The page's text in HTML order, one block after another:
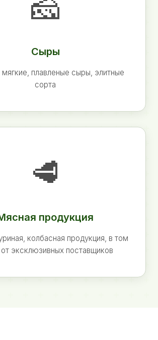
Сыры
плавленые сыры, элитные
сорта
🥩
продукция
колбасная продукция, в том
эксклюзивных поставщиков